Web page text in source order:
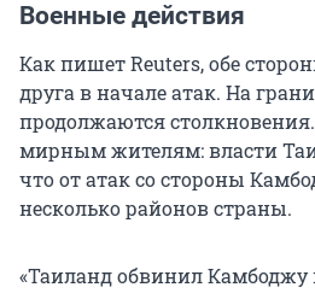
Военные действия
Как пишет Reuters, обе
друга в начале атак. На
продолжаются
мирным жителям: власти
что от атак со стороны
несколько районов страны.
«Таиланд обвинил